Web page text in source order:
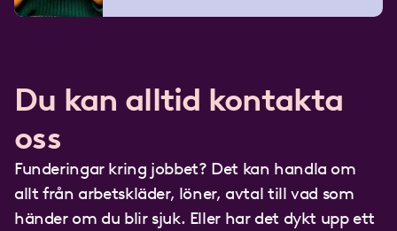
Du kan alltid kontakta
oss
Funderingar kring jobbet? Det kan handla om
allt från arbetskläder, löner, avtal till vad som
händer om du blir sjuk. Eller har det dykt upp ett